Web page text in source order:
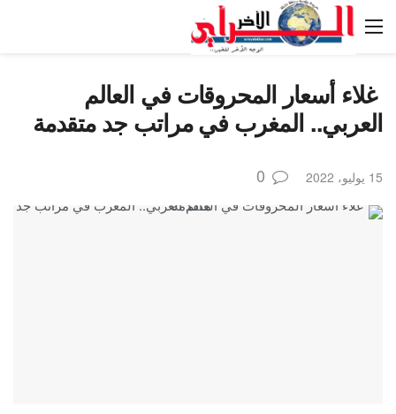
غلاء أسعار المحروقات في العالم
العربي.. المغرب في مراتب جد متقدمة
15 يوليو، 2022 0